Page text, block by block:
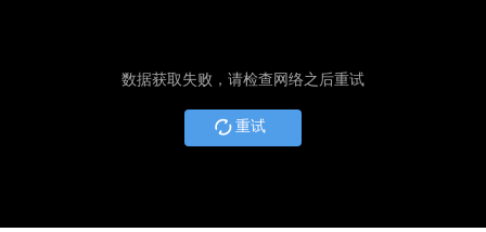
数据获取失败，请检查网络之后重试
重试